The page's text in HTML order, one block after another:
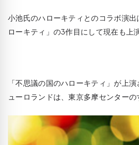
小池氏のハローキティとのコラボ演
ローキティ」の3作目にして現在も上
「不思議の国のハローキティ」が上
ューロランドは、東京多摩センターの